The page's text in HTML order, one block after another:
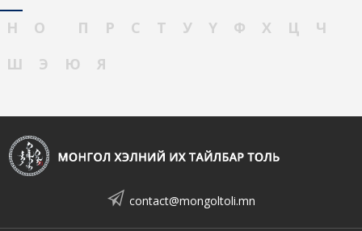
Н
О П Р С Т У Ү Ф Х Ц
Ч
Ш
Э Ю Я
contact@mongoltoli.mn